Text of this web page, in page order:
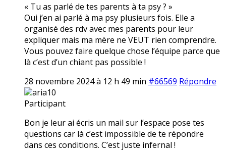
« Tu as parlé de tes parents à ta psy ? »
Oui j’en ai parlé à ma psy plusieurs fois. Elle a
organisé des rdv avec mes parents pour leur
expliquer mais ma mère ne VEUT rien comprendre.
Vous pouvez faire quelque chose l’équipe parce que
là c’est d’un chiant pas possible !
28 novembre 2024 à 12 h 49 min #66569 Répondre
aria10
Participant
Bon je leur ai écris un mail sur l’espace pose tes
questions car là c’est impossible de te répondre
dans ces conditions. C’est juste infernal !